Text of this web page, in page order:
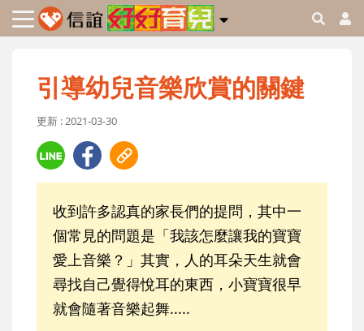
引導幼兒音樂欣賞的關鍵
更新 : 2021-03-30
收到許多認真的家長們的提問，其中一
個常見的問題是「我該怎麼讓我的寶寶
愛上音樂？」其實，人的耳朵天生就會
尋找自己覺得悅耳的東西，小寶寶很早
就會隨著音樂起舞.....